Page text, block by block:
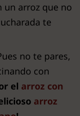
un arroz que no
te
no te pares,
con
el arroz con
arroz